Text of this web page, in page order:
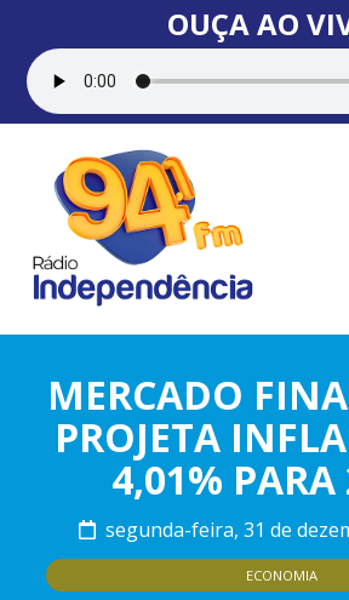
OUÇA AO
MERCADO
PROJETA
4,01% PARA
segunda-feira, 31 de
ECONOMIA